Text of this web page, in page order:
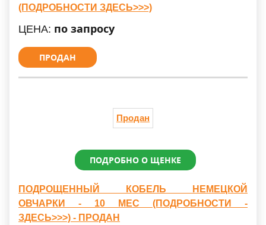
(ПОДРОБНОСТИ ЗДЕСЬ>>>)
ЦЕНА: по запросу
ПРОДАН
Продан
ПОДРОБНО О ЩЕНКЕ
ПОДРОЩЕННЫЙ КОБЕЛЬ НЕМЕЦКОЙ
ОВЧАРКИ - 10 МЕС (ПОДРОБНОСТИ -
ЗДЕСЬ>>>) - ПРОДАН